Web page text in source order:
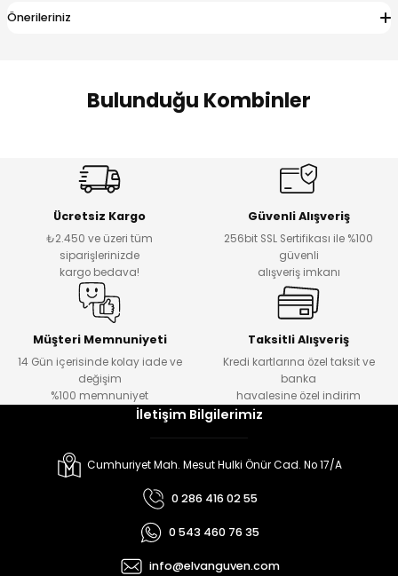
Önerileriniz
Bulunduğu Kombinler
Beyaz Gold Kemerli Likralı Yüksek Bel İspanyol Pantolon
₺ 1.000
Ücretsiz Kargo
₺2.450 ve üzeri tüm
siparişlerinizde
kargo bedava!
Güvenli Alışveriş
256bit SSL Sertifikası ile %100
güvenli
alışveriş imkanı
Müşteri Memnuniyeti
14 Gün içerisinde kolay iade ve
değişim
%100 memnuniyet
Taksitli Alışveriş
Kredi kartlarına özel taksit ve
banka
havalesine özel indirim
İletişim Bilgilerimiz
Cumhuriyet Mah. Mesut Hulki Önür Cad. No 17/A
0 286 416 02 55
0 543 460 76 35
info@elvanguven.com